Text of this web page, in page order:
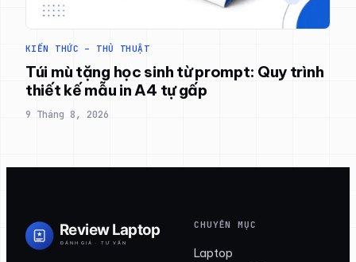
KIẾN THỨC – THỦ THUẬT
Túi mù tặng học sinh từ prompt: Quy trình
thiết kế mẫu in A4 tự gấp
9 Tháng 8, 2026
CHUYÊN MỤC
Laptop